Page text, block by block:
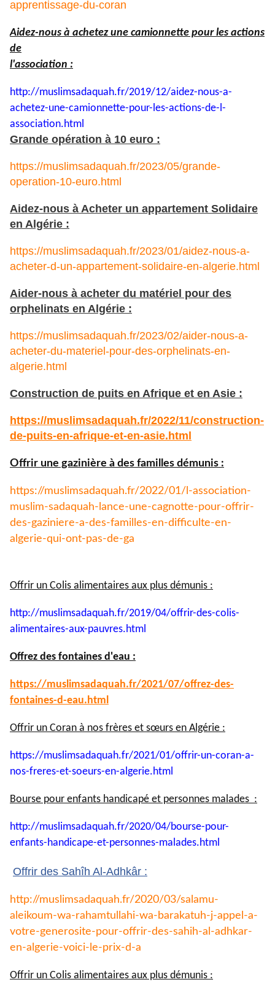
apprentissage-du-coran
Aidez-nous à achetez une camionnette pour les actions
de
l'association :
http://muslimsadaquah.fr/2019/12/aidez-nous-a-
achetez-une-camionnette-pour-les-actions-de-l-
association.html
Grande opération à 10 euro :
https://muslimsadaquah.fr/2023/05/grande-
operation-10-euro.html
Aidez-nous à Acheter un appartement Solidaire
en Algérie :
https://muslimsadaquah.fr/2023/01/aidez-nous-a-
acheter-d-un-appartement-solidaire-en-algerie.html
Aider-nous à acheter du matériel pour des
orphelinats en Algérie :
https://muslimsadaquah.fr/2023/02/aider-nous-a-
acheter-du-materiel-pour-des-orphelinats-en-
algerie.html
Construction de puits en Afrique et en Asie :
https://muslimsadaquah.fr/2022/11/construction-
de-puits-en-afrique-et-en-asie.html
Offrir une gazinière à des familles démunis :
https://muslimsadaquah.fr/2022/01/l-association-
muslim-sadaquah-lance-une-cagnotte-pour-offrir-
des-gaziniere-a-des-familles-en-difficulte-en-
algerie-qui-ont-pas-de-ga
Offrir un Colis alimentaires aux plus démunis :
http://muslimsadaquah.fr/2019/04/offrir-des-colis-
alimentaires-aux-pauvres.html
Offrez des fontaines d'eau :
https://muslimsadaquah.fr/2021/07/offrez-des-
fontaines-d-eau.html
Offrir un Coran à nos frères et sœurs en Algérie :
https://muslimsadaquah.fr/2021/01/offrir-un-coran-a-
nos-freres-et-soeurs-en-algerie.html
Bourse pour enfants handicapé et personnes malades :
http://muslimsadaquah.fr/2020/04/bourse-pour-
enfants-handicape-et-personnes-malades.html
Offrir des Sahîh Al-Adhkâr :
http://muslimsadaquah.fr/2020/03/salamu-
aleikoum-wa-rahamtullahi-wa-barakatuh-j-appel-a-
votre-generosite-pour-offrir-des-sahih-al-adhkar-
en-algerie-voici-le-prix-d-a
Offrir un Colis alimentaires aux plus démunis :